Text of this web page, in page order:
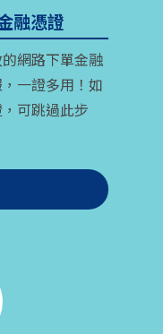
融憑證
網路下單金融
一證多用！如
可跳過此步